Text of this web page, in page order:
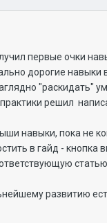
первые очки
дорогие навыки
"раскидать"
решил
навыки, пока не
в гайд - кнопка
развитию